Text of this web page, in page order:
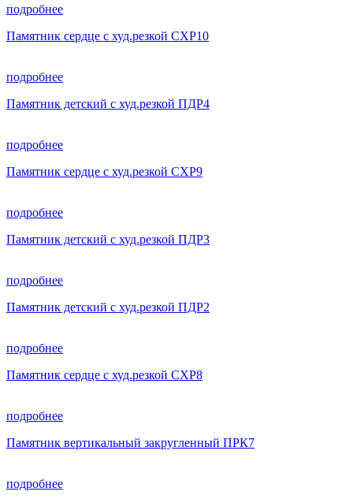
подробнее
Памятник сердце с худ.резкой СХР10
подробнее
Памятник детский с худ.резкой ПДР4
подробнее
Памятник сердце с худ.резкой СХР9
подробнее
Памятник детский с худ.резкой ПДР3
подробнее
Памятник детский с худ.резкой ПДР2
подробнее
Памятник сердце с худ.резкой СХР8
подробнее
Памятник вертикальный закругленный ПРК7
подробнее